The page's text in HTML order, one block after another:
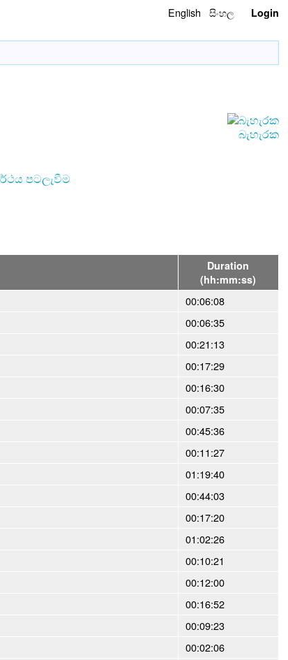
English සිංහල Login
බැහැරක
පටලැවීම
Duration
(hh:mm:ss)
00:06:08
00:06:35
00:21:13
00:17:29
00:16:30
00:07:35
00:45:36
00:11:27
01:19:40
00:44:03
00:17:20
01:02:26
00:10:21
00:12:00
00:16:52
00:09:23
00:02:06